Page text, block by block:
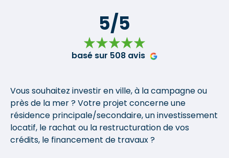
5/5
basé sur 508 avis
Vous souhaitez investir en ville, à la campagne ou
près de la mer ? Votre projet concerne une
résidence principale/secondaire, un investissement
locatif, le rachat ou la restructuration de vos
crédits, le financement de travaux ?